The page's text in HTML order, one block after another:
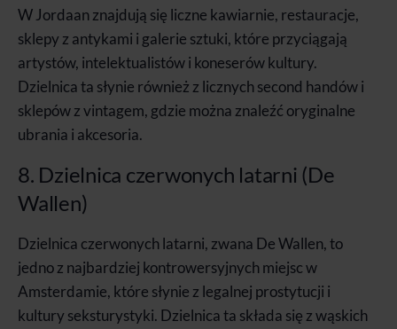
W Jordaan znajdują się liczne kawiarnie, restauracje,
sklepy z antykami i galerie sztuki, które przyciągają
artystów, intelektualistów i koneserów kultury.
Dzielnica ta słynie również z licznych second handów i
sklepów z vintagem, gdzie można znaleźć oryginalne
ubrania i akcesoria.
8. Dzielnica czerwonych latarni (De
Wallen)
Dzielnica czerwonych latarni, zwana De Wallen, to
jedno z najbardziej kontrowersyjnych miejsc w
Amsterdamie, które słynie z legalnej prostytucji i
kultury seksturystyki. Dzielnica ta składa się z wąskich